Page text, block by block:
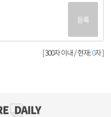
등록
[ 300자 이내 / 현재:0자 ]